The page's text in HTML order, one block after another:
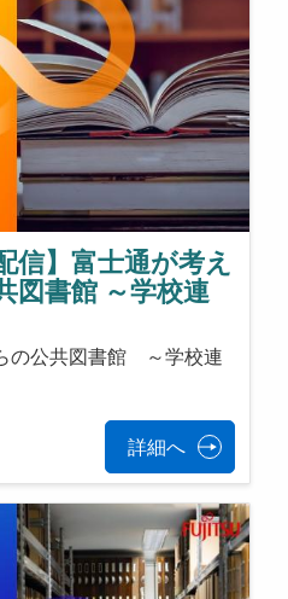
信】富士通が考え
図書館 ～学校連
の公共図書館 ～学校連
詳細へ